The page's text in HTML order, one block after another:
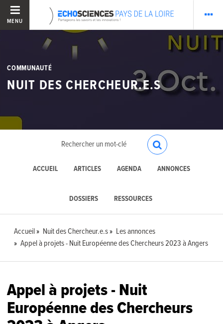
MENU
COMMUNAUTÉ
NUIT DES CHERCHEUR.E.S
ACCUEIL ARTICLES AGENDA ANNONCES
DOSSIERS RESSOURCES
Accueil Nuit des Chercheur.e.s
Les annonces
Appel à projets - Nuit Européenne des Chercheurs 2023 à Angers
Appel à projets - Nuit
Européenne des Chercheurs